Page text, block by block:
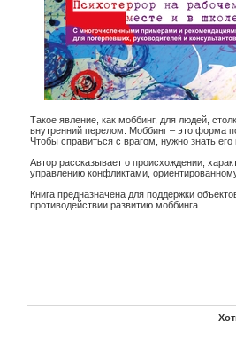
Такое явление, как моббинг, для людей,
внутренний перелом. Моббинг – это форма
Чтобы справиться с врагом, нужно знать его
Автор рассказывает о происхождении,
управлению конфликтами,
Книга предназначена для поддержки
противодействии развитию моббинга